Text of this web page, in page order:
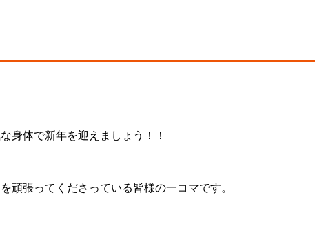
身体で新年を迎えましょう！！
頑張ってくださっている皆様の一コマです。